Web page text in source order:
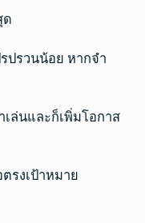
ด
ปรวนน้อย หากจำ
เล่นและก็เพิ่มโอกาส
รงเป้าหมาย